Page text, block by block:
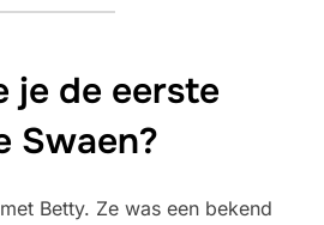
je de eerste
Swaen?
Betty. Ze was een bekend